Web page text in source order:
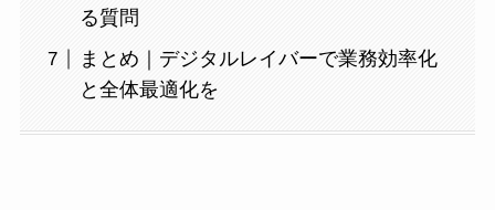
る質問
まとめ｜デジタルレイバーで業務効率化
と全体最適化を